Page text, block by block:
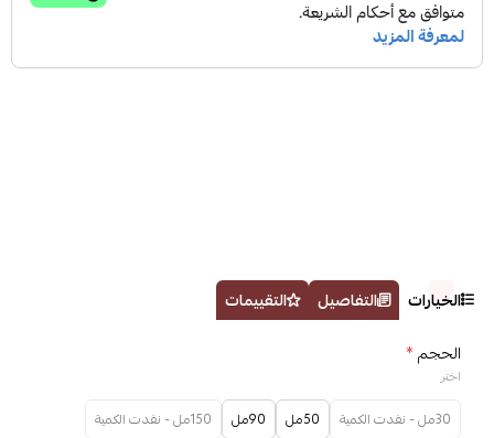
الخيارات التفاصيل
التقييمات
الحجم*
اختر
30مل - نفدت الكمية 50مل 90مل 150مل - نفدت الكمية